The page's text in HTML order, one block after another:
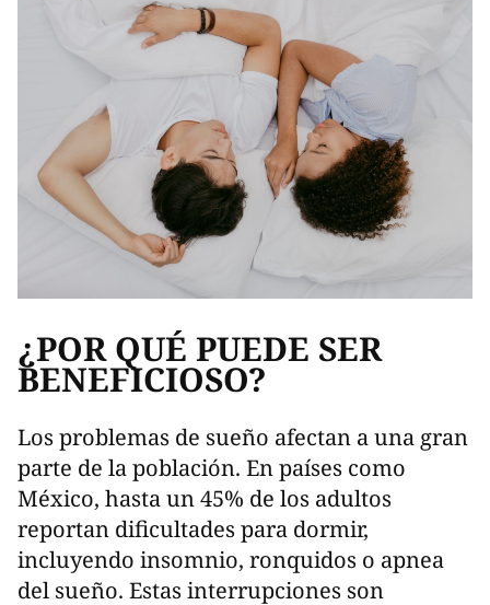
¿POR QUÉ PUEDE SER
BENEFICIOSO?
Los problemas de sueño afectan a una gran
parte de la población. En países como
México, hasta un 45% de los adultos
reportan dificultades para dormir,
incluyendo insomnio, ronquidos o apnea
del sueño. Estas interrupciones son